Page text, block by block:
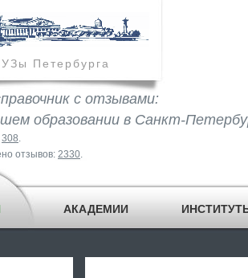
Петербурга
с отзывами:
образовании в Санкт-
308.
отзывов: 2330.
АКАДЕМИИ